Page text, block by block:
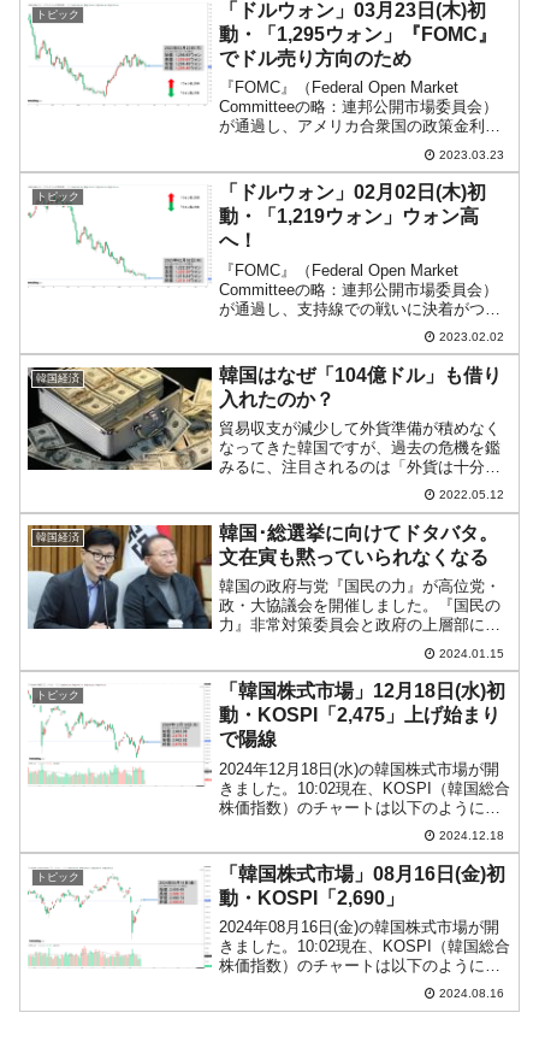
トピック
「ドルウォン」03月23日(木)初
動・「1,295ウォン」『FOMC』
でドル売り方向のため
『FOMC』（Federal Open Market
Committeeの略：連邦公開市場委員会）
が通過し、アメリカ合衆国の政策金利は
0.25％（＝25bp）上昇しました。しか
し、年末の金利予測は据え置きで、金利
上昇局面が終わりに近づいたと...
2023.03.23
トピック
「ドルウォン」02月02日(木)初
動・「1,219ウォン」ウォン高
へ！
『FOMC』（Federal Open Market
Committeeの略：連邦公開市場委員会）
が通過し、支持線での戦いに決着がつき
ました。ウォン高方向への進行です。
2023年02月02日(木)の市場が開きまし
た。10:00現在、ドルウォ...
2023.02.02
韓国経済
韓国はなぜ「104億ドル」も借り
入れたのか？
貿易収支が減少して外貨準備が積めなく
なってきた韓国ですが、過去の危機を鑑
みるに、注目されるのは「外貨は十分に
あるのか」です。平たくいえば「ドルは
ありますか？」ですが、2022年05月10日
に公開された「2022年03月の国際収支統
計」に興味...
2022.05.12
韓国経済
韓国･総選挙に向けてドタバタ。
文在寅も黙っていられなくなる
韓国の政府与党『国民の力』が高位党・
政・大協議会を開催しました。『国民の
力』非常対策委員会と政府の上層部によ
る会合です。来る総選挙で負けられない
『国民の力』としては、政府を握ってい
るという利点を最大限に生かす必要があ
ります。↑韓悳洙（ハン・...
2024.01.15
トピック
「韓国株式市場」12月18日(水)初
動・KOSPI「2,475」上げ始まり
で陽線
2024年12月18日(水)の韓国株式市場が開
きました。10:02現在、KOSPI（韓国総合
株価指数）のチャートは以下のようにな
『Investing.com』より引用）。上げ始ま
りで、現在のところ陽線。KOSPIは「2...
2024.12.18
トピック
「韓国株式市場」08月16日(金)初
動・KOSPI「2,690」
2024年08月16日(金)の韓国株式市場が開
きました。10:02現在、KOSPI（韓国総合
株価指数）のチャートは以下のようにな
『Investing.com』より引用）。投資家別
2024.08.16